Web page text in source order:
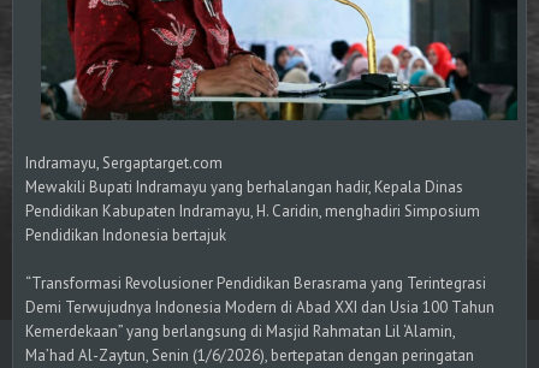
Indramayu, Sergaptarget.com
Mewakili Bupati Indramayu yang berhalangan hadir, Kepala Dinas
Pendidikan Kabupaten Indramayu, H. Caridin, menghadiri Simposium
Pendidikan Indonesia bertajuk
“Transformasi Revolusioner Pendidikan Berasrama yang Terintegrasi
Demi Terwujudnya Indonesia Modern di Abad XXI dan Usia 100 Tahun
Kemerdekaan” yang berlangsung di Masjid Rahmatan Lil ‘Alamin,
Ma’had Al-Zaytun, Senin (1/6/2026), bertepatan dengan peringatan